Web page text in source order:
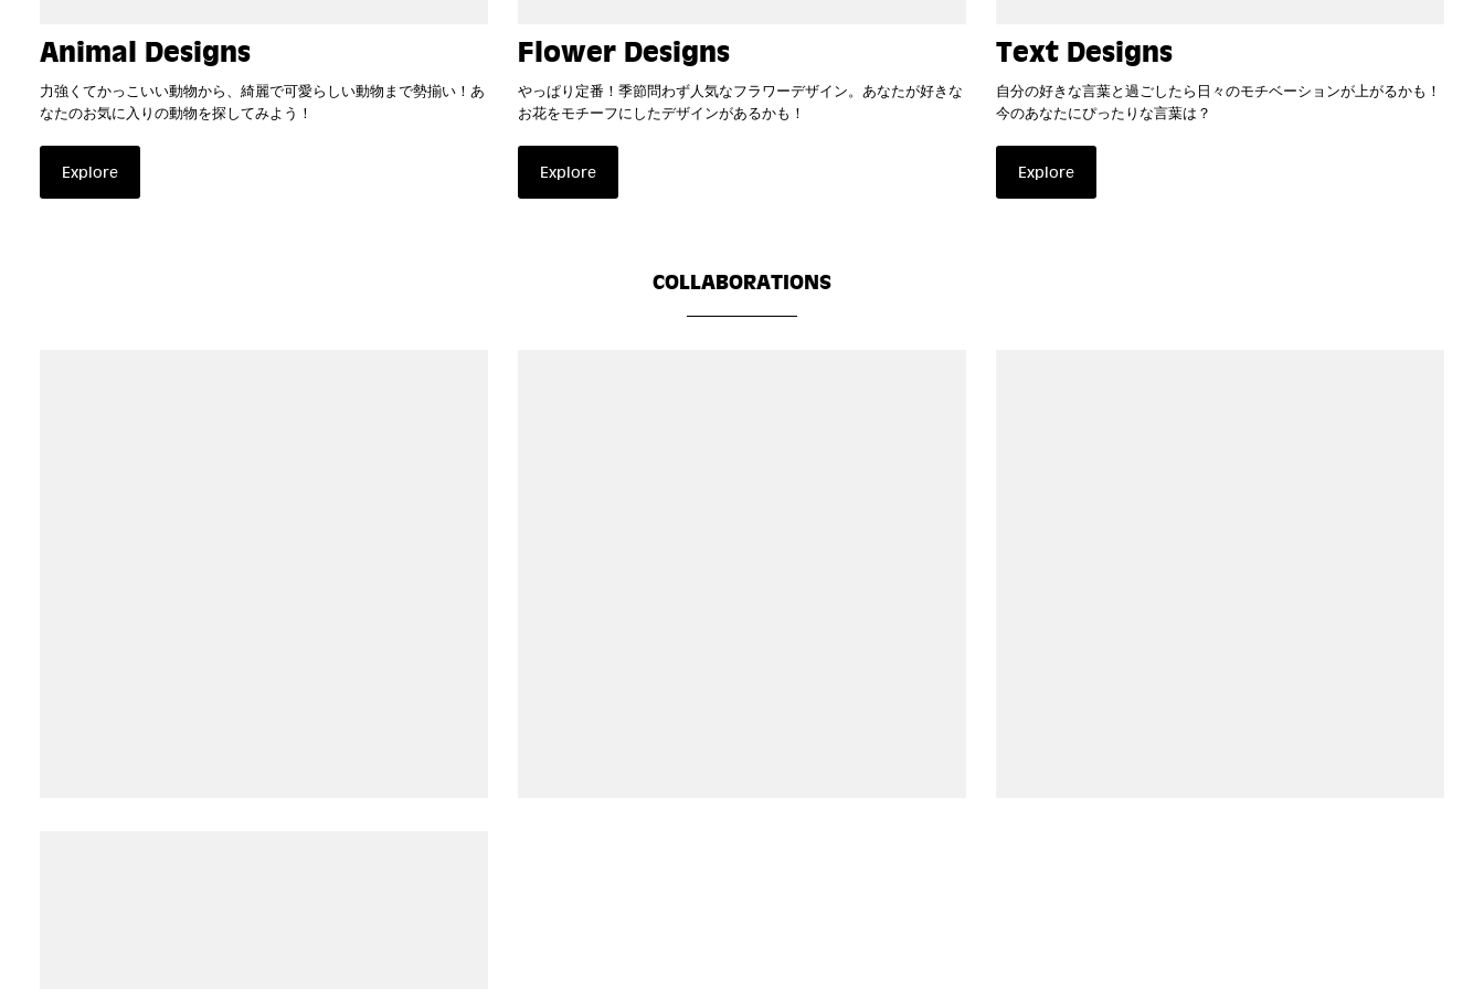
Animal Designs
力強くてかっこいい動物から、綺麗で可愛らしい動物まで勢揃い！あ
なたのお気に入りの動物を探してみよう！
Explore
Flower Designs
やっぱり定番！季節問わず人気なフラワーデザイン。あなたが好きな
お花をモチーフにしたデザインがあるかも！
Explore
Text Designs
自分の好きな言葉と過ごしたら日々のモチベーションが上がるかも！
今のあなたにぴったりな言葉は？
Explore
COLLABORATIONS